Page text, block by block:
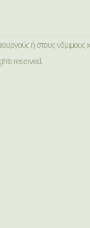
ή στους νόμιμους
reserved.